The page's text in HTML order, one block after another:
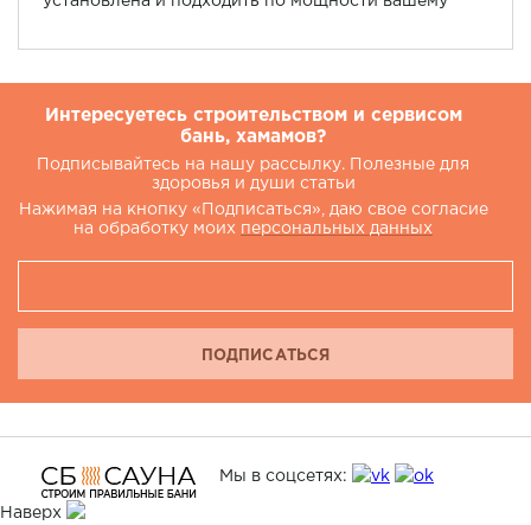
О выборе печи подробнее в статье.
Интересуетесь строительством и сервисом
бань, хамамов?
Подписывайтесь на нашу рассылку. Полезные для
здоровья и души статьи
Нажимая на кнопку «Подписаться», даю свое согласие
на обработку моих персональных данных
ПОДПИСАТЬСЯ
Мы в соцсетях:
Наверх